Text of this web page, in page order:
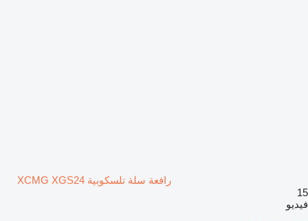
رافعة سلة تلسكوبية XCMG XGS24
15
فيديو